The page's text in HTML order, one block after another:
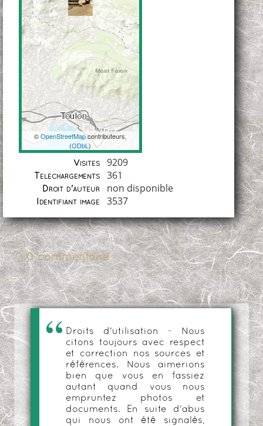
Coordonnées
©OpenStreetMapcontributeurs,
(ODbL)
Visites 9209
Téléchargements 361
Droit d'auteur non disponible
Identifiant image 3537
0 commentaire
Droits d'utilisation - Nous
citons toujours avec respect
et correction nos sources et
références. Nous aimerions
bien que vous en fassiez
autant quand vous nous
empruntez photos et
documents. En suite d'abus
qui nous ont été signalés,